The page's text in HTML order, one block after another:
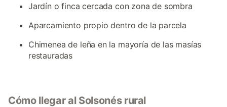
Jardín o finca cercada con zona de sombra
Aparcamiento propio dentro de la parcela
Chimenea de leña en la mayoría de las masías
restauradas
Cómo llegar al Solsonés rural